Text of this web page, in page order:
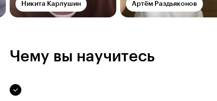
Никита Карлушин Артём Раздьяконов
Чему вы научитесь